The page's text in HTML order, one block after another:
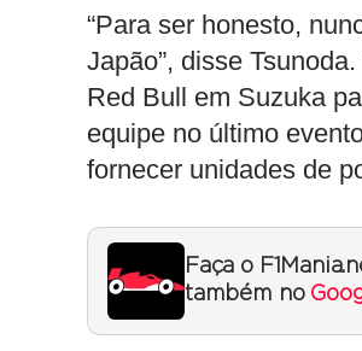
“Para ser honesto,
Japão”, disse
Red Bull em Suzuka
equipe no último
fornecer unidades de
Faça o
também no